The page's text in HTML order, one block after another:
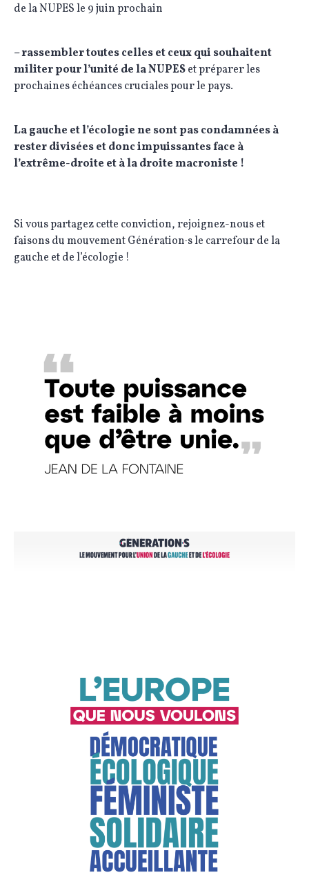
de la NUPES le 9 juin prochain
– rassembler toutes celles et ceux qui souhaitent
militer pour l’unité de la NUPESet préparer les
prochaines échéances cruciales pour le pays.
La gauche et l’écologie ne sont pas condamnées à
rester divisées et donc impuissantes face à
l’extrême-droite et à la droite macroniste !
Si vous partagez cette conviction, rejoignez-nous et
faisons du mouvement Génération·s le carrefour de la
gauche et de l’écologie !